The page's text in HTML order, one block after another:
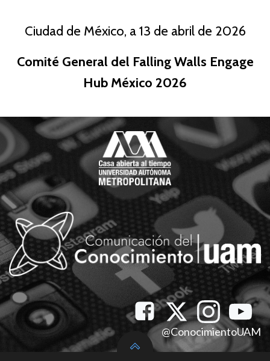
Ciudad de México, a 13 de abril de 2026
Comité General del Falling Walls Engage
Hub México 2026
@ConocimientoUAM